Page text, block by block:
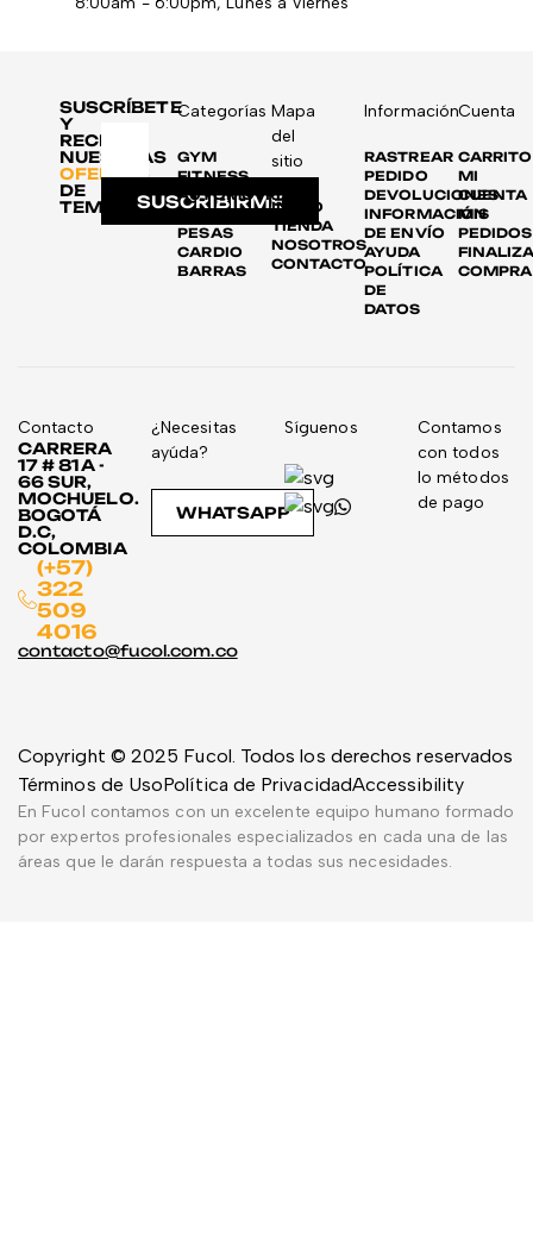
SUSCRÍBETE
Y
RECIBE
NUESTRAS
OFERTAS
DE
TEMPORADASUSCRIBIRME
Categorías
GYM
FITNESS
AUTOMOTRIZ
DISCOS
PESAS
CARDIO
BARRAS
Mapa
del
sitio
INICIO
TIENDA
NOSOTROS
CONTACTO
Información
RASTREAR
PEDIDO
DEVOLUCIONES
INFORMACIÓN
DE ENVÍO
AYUDA
POLÍTICA
DE
DATOS
Cuenta
CARRITO
MI
CUENTA
MIS
PEDIDOS
COMPRA
Contacto
CARRERA
17 # 81A -
66 SUR,
MOCHUELO.
BOGOTÁ
D.C,
COLOMBIA
(+57)
322
509
4016
contacto@fucol.com.co
¿Necesitas
ayúda?
WHATSAPP
Síguenos
Contamos
con todos
lo métodos
de pago
Copyright © 2025 Fucol. Todos los derechos reservados
Términos de UsoPolítica de PrivacidadAccessibility
En Fucol contamos con un excelente equipo humano formado
por expertos profesionales especializados en cada una de las
áreas que le darán respuesta a todas sus necesidades.